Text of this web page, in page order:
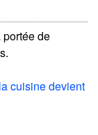
de
cuisine devient